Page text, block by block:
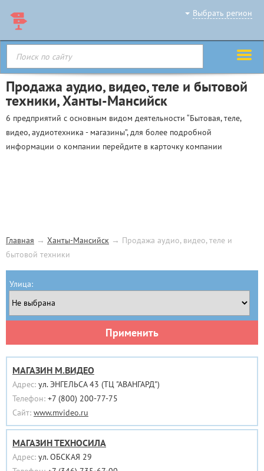
Выбрать регион
Продажа аудио, видео, теле и бытовой
техники, Ханты-Мансийск
6 предприятий с основным видом деятельности “Бытовая, теле,
видео, аудиотехника - магазины”, для более подробной
информации о компании перейдите в карточку компании
Главная → Ханты-Мансийск → Продажа аудио, видео, теле и
бытовой техники
Улица:
Применить
МАГАЗИН М.ВИДЕО
Адрес: ул. ЭНГЕЛЬСА 43 (ТЦ "АВАНГАРД")
Телефон: +7 (800) 200-77-75
Сайт: www.mvideo.ru
МАГАЗИН ТЕХНОСИЛА
Адрес: ул. ОБСКАЯ 29